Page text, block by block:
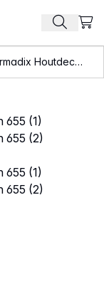
Zoek
Hermadix Houtdecor Transparant Noten 655